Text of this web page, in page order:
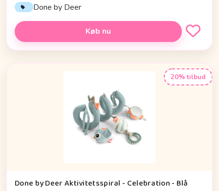
Done by Deer
Køb nu
20% tilbud
Done by Deer Aktivitetsspiral - Celebration - Blå